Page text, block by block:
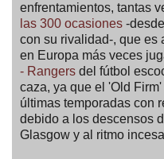
enfrentamientos, tantas
las 300 ocasiones -
con su rivalidad-, que es
en Europa más veces
- Rangers del fútbol
caza, ya que el 'Old
últimas temporadas con
debido a los descensos
Glasgow y al ritmo